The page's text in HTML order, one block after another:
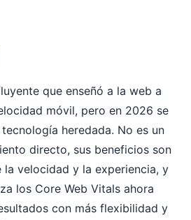
que enseñó a la web a
móvil, pero en 2026 se
heredada. No es un
directo, sus beneficios son
velocidad y la experiencia, y
los Core Web Vitals ahora
con más flexibilidad y